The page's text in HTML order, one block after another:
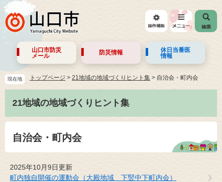
山口市防災
メール
防災情報
休日当番医
情報
現在地 トップページ > 21地域の地域づくりヒント集 > 自治会・町内会
21地域の地域づくりヒント集
自治会・町内会
2025年10月9日更新
町内独自開催の運動会（大殿地域 下竪中下町内会）